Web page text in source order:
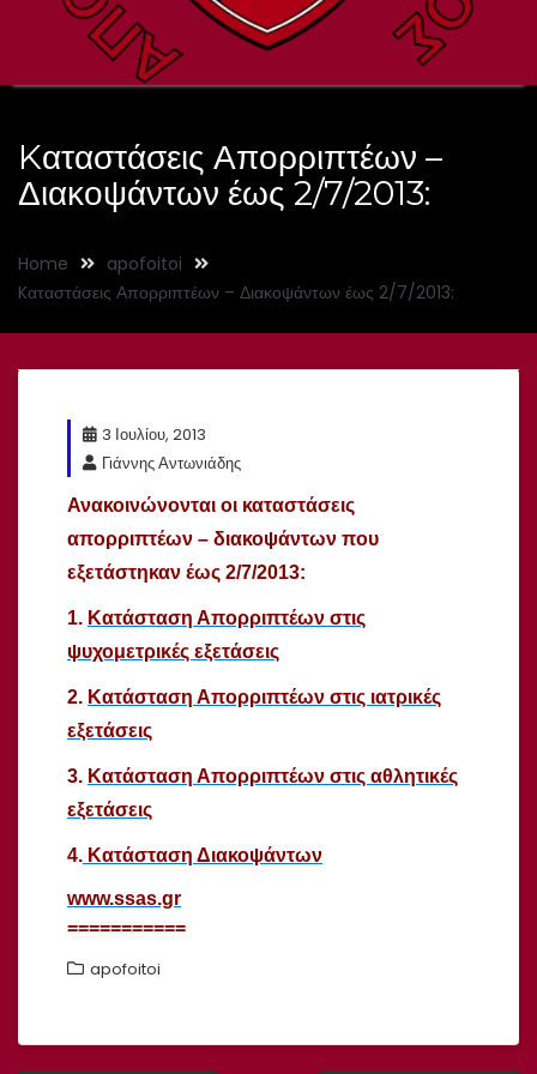
Kαταστάσεις Απορριπτέων –
Διακοψάντων έως 2/7/2013:
Home
apofoitoi
Kαταστάσεις Απορριπτέων – Διακοψάντων έως 2/7/2013:
3 Ιουλίου, 2013
Γιάννης Αντωνιάδης
Ανακοινώνονται οι καταστάσεις
απορριπτέων – διακοψάντων που
εξετάστηκαν έως 2/7/2013:
1. Κατάσταση Απορριπτέων στις
ψυχομετρικές εξετάσεις
2. Κατάσταση Απορριπτέων στις ιατρικές
εξετάσεις
3. Κατάσταση Απορριπτέων στις αθλητικές
εξετάσεις
4. Κατάσταση Διακοψάντων
www.ssas.gr
===========
apofoitoi